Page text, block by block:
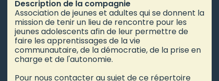
Description de la compagnie
Association de jeunes et adultes qui se donnent la
mission de tenir un lieu de rencontre pour les
jeunes adolescents afin de leur permettre de
faire les apprentissages de la vie
communautaire, de la démocratie, de la prise en
charge et de l'autonomie.
Pour nous contacter au sujet de ce répertoire